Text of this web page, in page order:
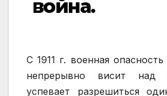
война.
С 1911 г. военная
непрерывно висит над
успевает разрешиться